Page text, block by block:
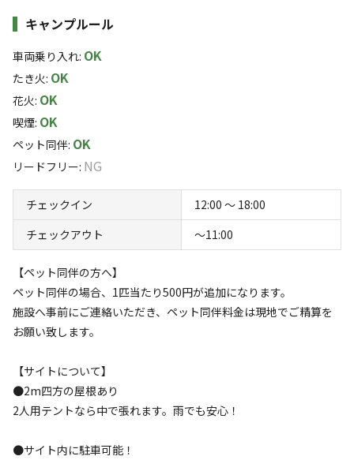
キャンプルール
車両乗り入れ: OK
たき火: OK
花火: OK
喫煙: OK
ペット同伴: OK
リードフリー: NG
チェックイン
12:00 〜 18:00
チェックアウト
〜11:00
【ペット同伴の方へ】
ペット同伴の場合、1匹当たり500円が追加になります。
施設へ事前にご連絡いただき、ペット同伴料金は現地でご精算を
お願い致します。
【サイトについて】
●2m四方の屋根あり
2人用テントなら中で張れます。雨でも安心！
●サイト内に駐車可能！
めです。
素晴らしい広葉樹の森に渓流、見事な四季を多くの旅人に
味わって頂きたいです！
まったり
落ち着く
利用者層
ソロ
25% 25% 25% 25
#初心者歓迎 #カップルにおすすめ
#ファミリーにおすすめ
#川遊び #レンタルあり #ソロにおすすめ